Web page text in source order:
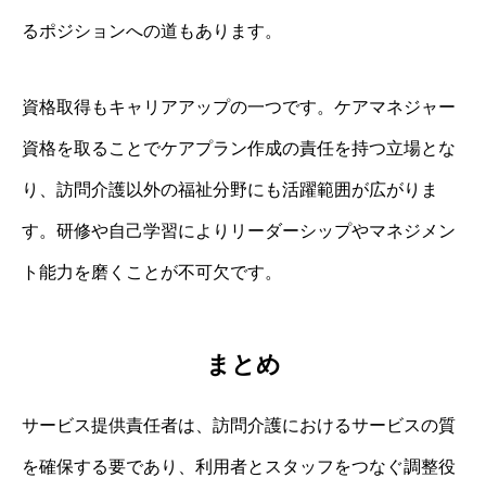
るポジションへの道もあります。
資格取得もキャリアアップの一つです。ケアマネジャー
資格を取ることでケアプラン作成の責任を持つ立場とな
り、訪問介護以外の福祉分野にも活躍範囲が広がりま
す。研修や自己学習によりリーダーシップやマネジメン
ト能力を磨くことが不可欠です。
まとめ
サービス提供責任者は、訪問介護におけるサービスの質
を確保する要であり、利用者とスタッフをつなぐ調整役